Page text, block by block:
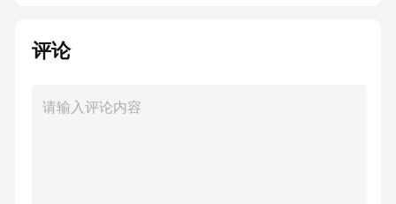
治疗，双抗时程延长至18个月术后6个月复查支
升疑难病例二：房颤合并心衰的综合管理病例
评论